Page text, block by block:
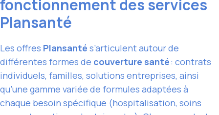
fonctionnement des services
Plansanté
Les offres Plansanté s’articulent autour de
différentes formes de couverture santé: contrats
individuels, familles, solutions entreprises, ainsi
qu’une gamme variée de formules adaptées à
chaque besoin spécifique (hospitalisation, soins